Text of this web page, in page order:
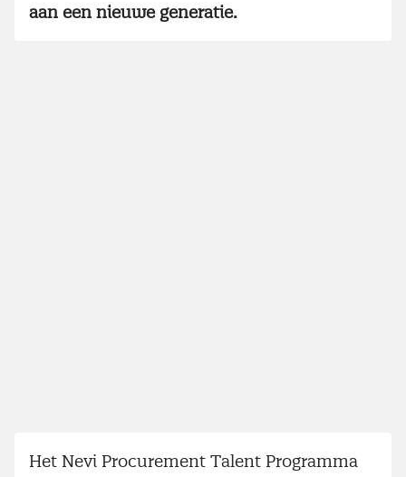
aan een nieuwe generatie.
Het Nevi Procurement Talent Programma